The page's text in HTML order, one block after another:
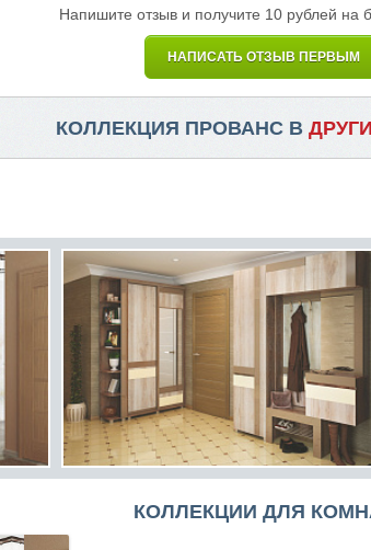
Напишите отзыв и получите 10 рублей на
НАПИСАТЬ ОТЗЫВ ПЕРВЫМ
КОЛЛЕКЦИЯ ПРОВАНС В
КОЛЛЕКЦИИ ДЛЯ